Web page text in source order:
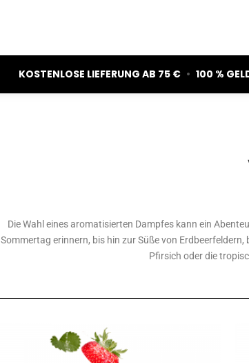
KOSTENLOSE LIEFERUNG AB 75 € • 100 %
Die Wahl eines aromatisierten Dampfes kann ein
Sommertag erinnern, bis hin zur Süße von
Pfirsich oder die